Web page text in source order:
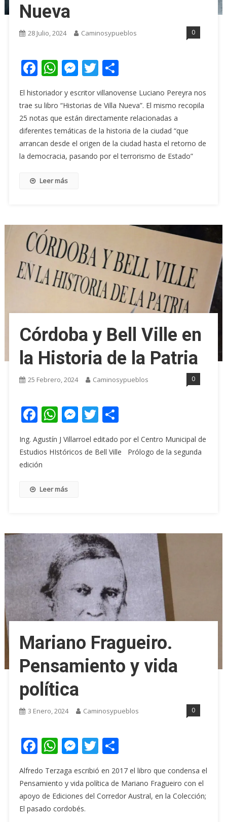
Nueva
28 Julio, 2024 Caminosypueblos 0
Facebook
WhatsApp
Messenger
Twitter
Share
El historiador y escritor villanovense Luciano Pereyra nos
trae su libro “Historias de Villa Nueva”. El mismo recopila
25 notas que están directamente relacionadas a
diferentes temáticas de la historia de la ciudad “que
arrancan desde el origen de la ciudad hasta el retorno de
la democracia, pasando por el terrorismo de Estado”
Leer más
Córdoba y Bell Ville en
la Historia de la Patria
25 Febrero, 2024 Caminosypueblos 0
Facebook
WhatsApp
Messenger
Twitter
Share
Ing. Agustín J Villarroel editado por el Centro Municipal de
Estudios HIstóricos de Bell Ville Prólogo de la segunda
edición
Leer más
Mariano Fragueiro.
Pensamiento y vida
política
3 Enero, 2024 Caminosypueblos 0
Facebook
WhatsApp
Messenger
Twitter
Share
Alfredo Terzaga escribió en 2017 el libro que condensa el
Pensamiento y vida política de Mariano Fragueiro con el
apoyo de Ediciones del Corredor Austral, en la Colección;
El pasado cordobés.